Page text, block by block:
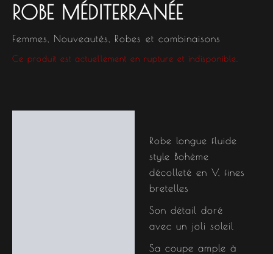
ROBE MÉDITERRANÉE
Femmes Nouveautés Robes et combinaisons
Ce produit est actuellement en rupture et indisponible.
Robe longue fluide
style Bohème
décolleté en V, fines
bretelles
Son détail doré
avec un joli soleil
Sa coupe ample à